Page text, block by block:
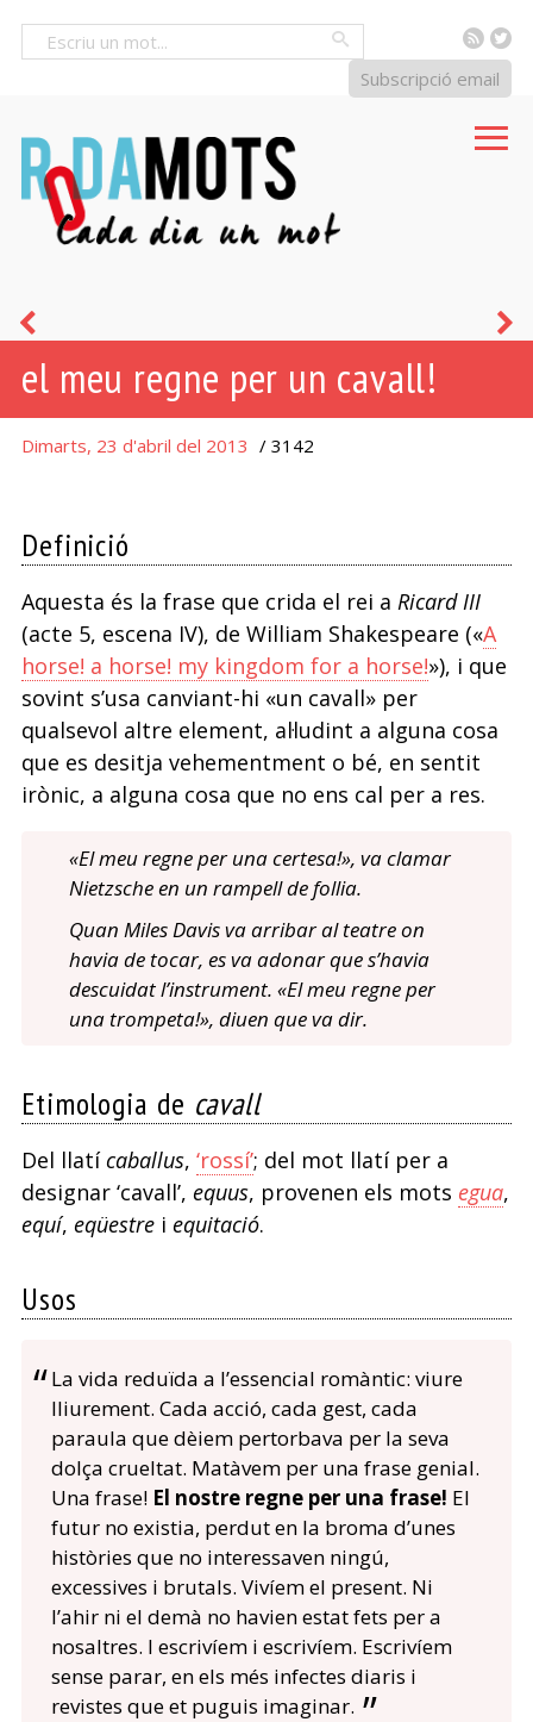
RSS
Subscripció email
el meu regne per un cavall!
Dimarts, 23 d'abril del 2013 / 3142
Definició
Aquesta és la frase que crida el rei a Ricard III
(acte 5, escena IV), de William Shakespeare («A
horse! a horse! my kingdom for a horse!»), i que
sovint s’usa canviant-hi «un cavall» per
qualsevol altre element, al·ludint a alguna cosa
que es desitja vehementment o bé, en sentit
irònic, a alguna cosa que no ens cal per a res.
«El meu regne per una certesa!», va clamar
Nietzsche en un rampell de follia.
Quan Miles Davis va arribar al teatre on
havia de tocar, es va adonar que s’havia
descuidat l’instrument. «El meu regne per
una trompeta!», diuen que va dir.
Etimologia de cavall
Del llatícaballus, ‘rossí’; del mot llatí per a
designar ‘cavall’, equus, provenen els mots egua,
equí, eqüestrei equitació.
Usos
La vida reduïda a l’essencial romàntic: viure
lliurement. Cada acció, cada gest, cada
paraula que dèiem pertorbava per la seva
dolça crueltat. Matàvem per una frase genial.
Una frase! El nostre regne per una frase! El
futur no existia, perdut en la broma d’unes
històries que no interessaven ningú,
excessives i brutals. Vivíem el present. Ni
l’ahir ni el demà no havien estat fets per a
nosaltres. I escrivíem i escrivíem. Escrivíem
sense parar, en els més infectes diaris i
revistes que et puguis imaginar.
deixeu
tota
esperança...